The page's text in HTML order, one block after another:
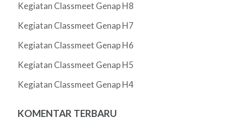
Kegiatan Classmeet Genap H8
Kegiatan Classmeet Genap H7
Kegiatan Classmeet Genap H6
Kegiatan Classmeet Genap H5
Kegiatan Classmeet Genap H4
KOMENTAR TERBARU